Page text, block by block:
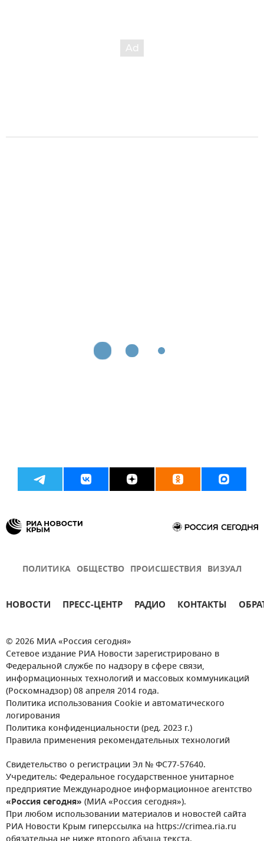
ПОЛИТИКА ОБЩЕСТВО ПРОИСШЕСТВИЯ ВИЗУАЛ
НОВОСТИ ПРЕСС-ЦЕНТР РАДИО КОНТАКТЫ
© 2026 МИА «Россия сегодня»
Сетевое издание РИА Новости зарегистрировано в
Федеральной службе по надзору в сфере связи,
информационных технологий и массовых коммуникаций
(Роскомнадзор) 08 апреля 2014 года.
Политика использования Cookie и автоматического
логирования
Политика конфиденциальности (ред. 2023 г.)
Правила применения рекомендательных технологий
Свидетельство о регистрации Эл № ФС77-57640.
Учредитель: Федеральное государственное унитарное
предприятие Международное информационное агентство
«Россия сегодня» (МИА «Россия сегодня»).
При любом использовании материалов и новостей сайта
РИА Новости Крым гиперссылка на https://crimea.ria.ru